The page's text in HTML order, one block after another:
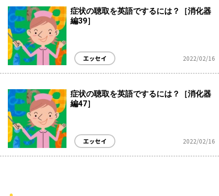
症状の聴取を英語でするには？［消化器
編39］
エッセイ 2022/02/16
症状の聴取を英語でするには？［消化器
編47］
エッセイ 2022/02/16